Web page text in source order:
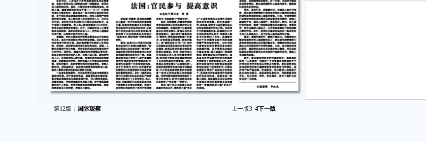
第12版： 国际观察 上一版3 4下一版